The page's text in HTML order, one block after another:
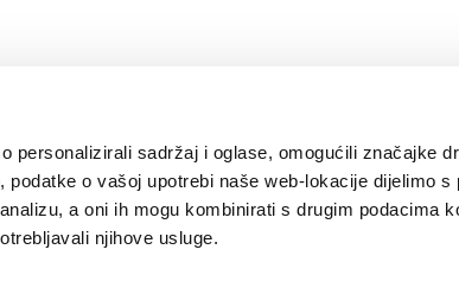
personalizirali sadržaj i oglase, omogućili značajke
podatke o vašoj upotrebi naše web-lokacije dijelimo s
a oni ih mogu kombinirati s drugim podacima
njihove usluge.